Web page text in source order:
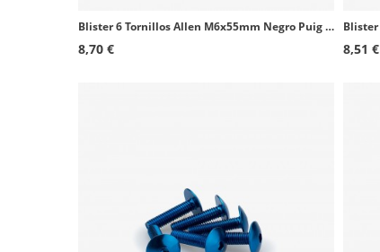
Blister 6 Tornillos Allen M6x55mm Negro Puig 0446N
8,70 € 8,51 €